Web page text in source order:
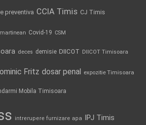
preventiva CCIA Timis CJ Timis
Covid-19 CSM
deces demisie DIICOT DIICOT Timisoara
Fritz dosar penal expozitie Timisoara
Mobila Timisoara
intrerupere furnizare apa IPJ Timis